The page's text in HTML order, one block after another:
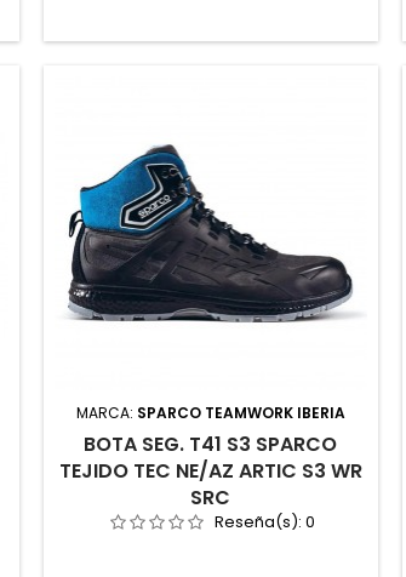
MARCA: SPARCO TEAMWORK IBERIA
BOTA SEG. T41 S3 SPARCO
TEJIDO TEC NE/AZ ARTIC S3 WR
SRC
Reseña(s): 0